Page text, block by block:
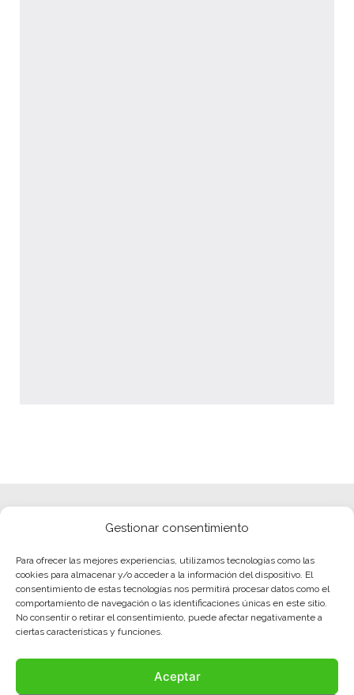
Gestionar consentimiento
Para ofrecer las mejores experiencias, utilizamos tecnologías como las
cookies para almacenar y/o acceder a la información del dispositivo. El
consentimiento de estas tecnologías nos permitirá procesar datos como el
comportamiento de navegación o las identificaciones únicas en este sitio.
No consentir o retirar el consentimiento, puede afectar negativamente a
ciertas características y funciones.
Aceptar